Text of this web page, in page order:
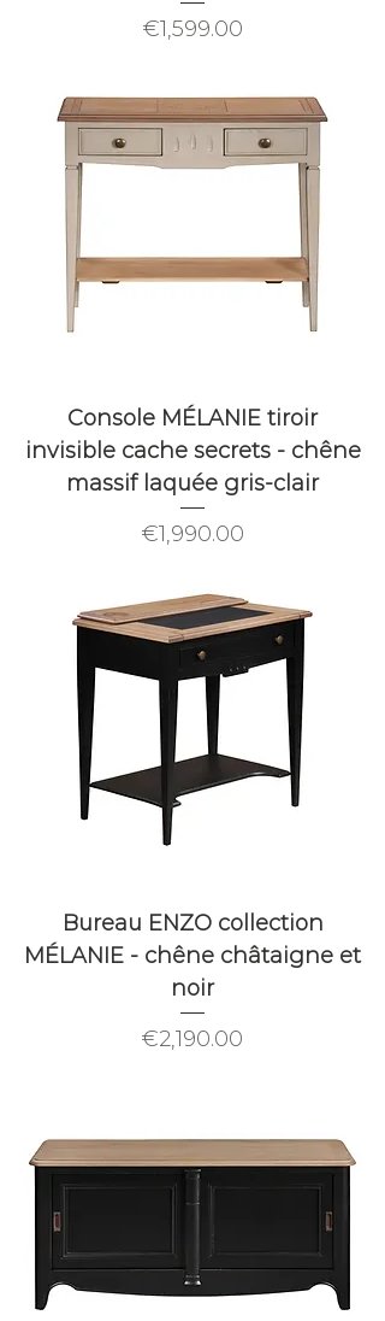
Price
€1,599.00
Console MÉLANIE tiroir
invisible cache secrets - chêne
massif laquée gris-clair
Price
€1,990.00
Bureau ENZO collection
MÉLANIE - chêne châtaigne et
noir
Price
€2,190.00